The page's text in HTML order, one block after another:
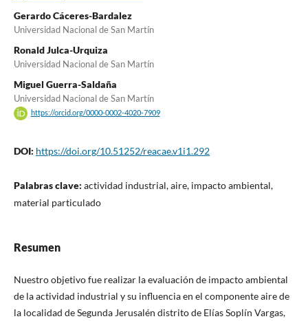
Gerardo Cáceres-Bardalez
Universidad Nacional de San Martín
Ronald Julca-Urquiza
Universidad Nacional de San Martín
Miguel Guerra-Saldaña
Universidad Nacional de San Martín
https://orcid.org/0000-0002-4020-7909
DOI: https://doi.org/10.51252/reacae.v1i1.292
Palabras clave: actividad industrial, aire, impacto ambiental,
material particulado
Resumen
Nuestro objetivo fue realizar la evaluación de impacto ambiental
de la actividad industrial y su influencia en el componente aire de
la localidad de Segunda Jerusalén distrito de Elías Soplín Vargas,